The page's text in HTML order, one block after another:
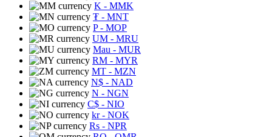
K - MMK
₮ - MNT
P- MOP
UM - MRU
Mau - MUR
RM - MYR
MT - MZN
N$ - NAD
N - NGN
C$ - NIO
kr- NOK
Rs - NPR